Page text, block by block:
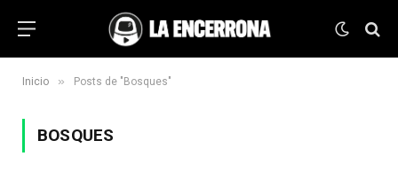
Inicio » Posts de "Bosques"
BOSQUES